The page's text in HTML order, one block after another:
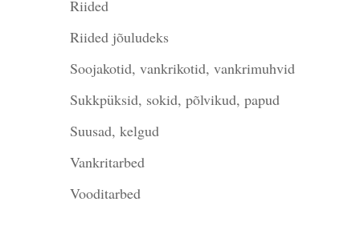
Riided
Riided jõuludeks
Soojakotid, vankrikotid, vankrimuhvid
Sukkpüksid, sokid, põlvikud, papud
Suusad, kelgud
Vankritarbed
Vooditarbed